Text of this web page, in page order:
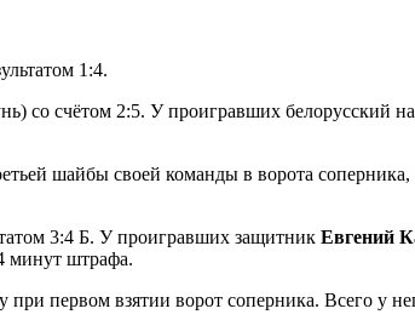
1:4.
со счётом 2:5. У проигравших белорусский
шайбы своей команды в ворота
3:4 Б. У проигравших защитник Евгений
минут штрафа.
при первом взятии ворот соперника. Всего у